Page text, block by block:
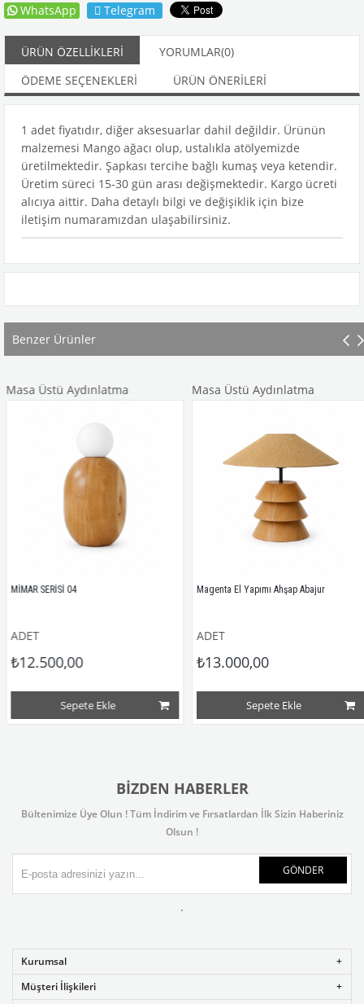
WhatsApp Telegram
ÜRÜN ÖZELLIKLERI YORUMLAR(0)
ÖDEME SEÇENEKLERI
ÜRÜN ÖNERILERI
1 adet fiyatıdır, diğer aksesuarlar dahil değildir. Ürünün
malzemesi Mango ağacı olup, ustalıkla atölyemizde
üretilmektedir. Şapkası tercihe bağlı kumaş veya ketendir.
Üretim süreci 15-30 gün arası değişmektedir. Kargo ücreti
alıcıya aittir. Daha detaylı bilgi ve değişiklik için bize
iletişim numaramızdan ulaşabilirsiniz.
Benzer Ürünler
Masa Üstü Aydınlatma
MİMAR SERİSİ 04
ADET
₺12.500,00
Sepete Ekle
Masa Üstü Aydınlatma
Magenta El Yapımı Ahşap Abajur
ADET
₺13.000,00
Sepete Ekle
BIZDEN HABERLER
Bültenimize Üye Olun ! Tüm İndirim ve Fırsatlardan İlk Sizin Haberiniz
Olsun !
GÖNDER
.
Kurumsal
Müşteri İlişkileri